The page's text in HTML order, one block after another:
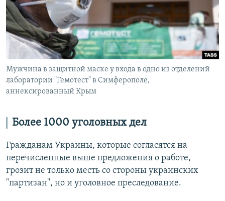
Мужчина в защитной маске у входа в одно из отделений
лаборатории "Гемотест" в Симферополе,
аннексированный Крым
Более 1000 уголовных дел
Гражданам Украины, которые согласятся на
перечисленные выше предложения о работе,
грозит не только месть со стороны украинских
"партизан", но и уголовное преследование.